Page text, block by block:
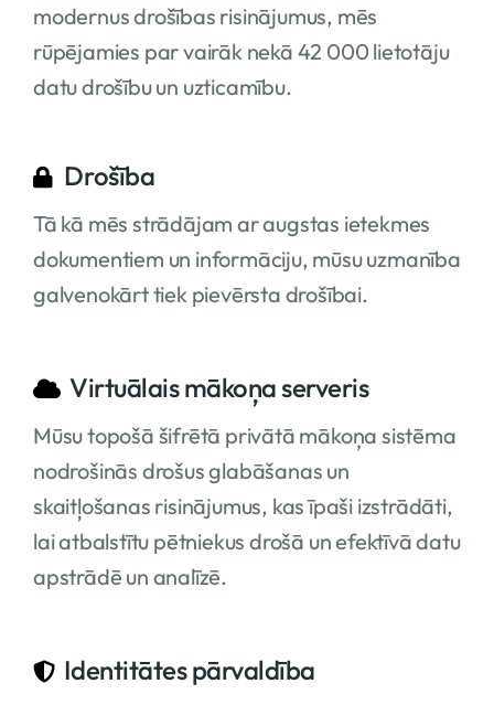
modernus drošības risinājumus, mēs
rūpējamies par vairāk nekā 42 000 lietotāju
datu drošību un uzticamību.
Drošība
Tā kā mēs strādājam ar augstas ietekmes
dokumentiem un informāciju, mūsu uzmanība
galvenokārt tiek pievērsta drošībai.
Virtuālais mākoņa serveris
Mūsu topošā šifrētā privātā mākoņa sistēma
nodrošinās drošus glabāšanas un
skaitļošanas risinājumus, kas īpaši izstrādāti,
lai atbalstītu pētniekus drošā un efektīvā datu
apstrādē un analīzē.
Identitātes pārvaldība